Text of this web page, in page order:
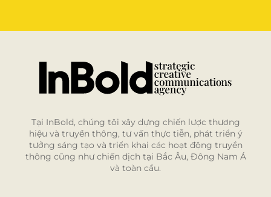
Tại InBold, chúng tôi xây dựng chiến lược thương
hiệu và truyền thông, tư vấn thực tiễn, phát triển ý
tưởng sáng tạo và triển khai các hoạt động truyền
thông cũng như chiến dịch tại Bắc Âu, Đông Nam Á
và toàn cầu.